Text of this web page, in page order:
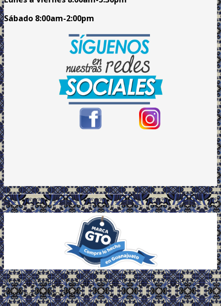
Sábado 8:00am-2:00pm
.
© 2024 Azulejos Talavera Cortés S.A. de C.V. - Todos los
derechos reservados.